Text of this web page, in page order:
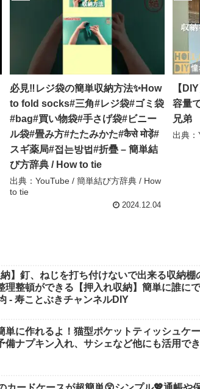
必見‼レジ袋の簡単収納方法✨How
to fold socks#三角#レジ袋#ゴミ袋
#bag#買い物袋#手さげ袋#ビニー
ル袋#畳み方#たたみかた#कैसे मोड़ें#
スギ薬局#접는방법#折疊 – 簡単結
び方辞典 / How to tie
出典：YouTube / 簡単結び方辞典 / How
to tie
2024.12.04
【
容量
兄弟
出典
納】釘、ねじを打ち付けないで出来る収納
理整頓ができる【押入れ収納】簡単に誰に
- 寿ことぶきチャンネルDIY
単に作れるよ！猫型ポケットティッシュケ
備ナプキン入れ、サシェなど他にも活用で